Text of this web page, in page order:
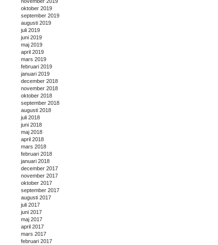
oktober 2019
september 2019
augusti 2019
juli 2019
juni 2019
maj 2019
april 2019
mars 2019
februari 2019
januari 2019
december 2018
november 2018
oktober 2018
september 2018
augusti 2018
juli 2018
juni 2018
maj 2018
april 2018
mars 2018
februari 2018
januari 2018
december 2017
november 2017
oktober 2017
september 2017
augusti 2017
juli 2017
juni 2017
maj 2017
april 2017
mars 2017
februari 2017